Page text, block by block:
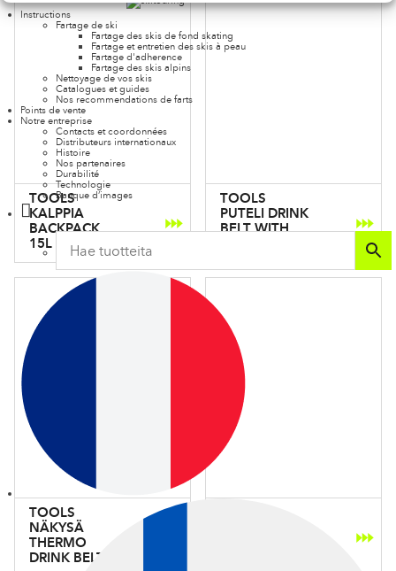
Instructions
Fartage de ski
Fartage des skis de fond skating
Fartage et entretien des skis à peau
Fartage d'adherence
Fartage des skis alpins
Nettoyage de vos skis
Catalogues et guides
Nos recommendations de farts
Points de vente
Notre entreprise
Contacts et coordonnées
Distributeurs internationaux
Histoire
Nos partenaires
Durabilité
Technologie
Banque d’images
TOOLS
KALPPIA
BACKPACK
15L
TOOLS
PUTELI DRINK
BELT WITH
TOOLS
NÄKYSÄ
THERMO
DRINK BELT